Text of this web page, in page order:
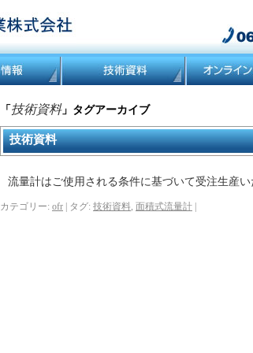
「 技術資料」タグアーカイブ
技術資料
流量計はご使用される条件に基づいて受注生産
カテゴリー: ofr タグ: 技術資料, 面積式流量計